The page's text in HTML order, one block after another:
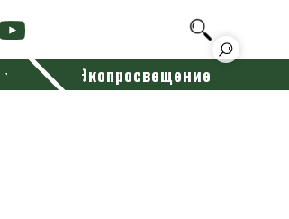
Экопросвещение